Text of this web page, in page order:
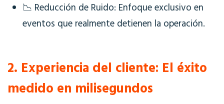
📉 Reducción de Ruido: Enfoque exclusivo en
eventos que realmente detienen la operación.
2. Experiencia del cliente: El éxito
medido en milisegundos